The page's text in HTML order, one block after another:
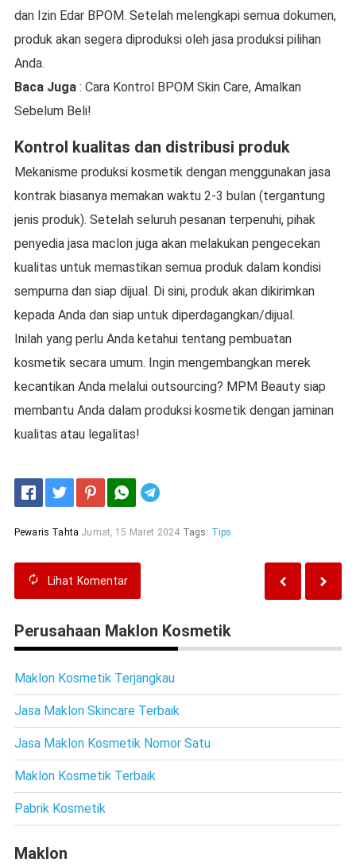
dan Izin Edar BPOM. Setelah melengkapi semua dokumen,
produk akan segera diproduksi oleh jasa produksi pilihan
Anda.
Baca Juga: Cara Kontrol BPOM Skin Care, Amalkan
Sebelum Beli!
Kontrol kualitas dan distribusi produk
Mekanisme produksi kosmetik dengan menggunakan jasa
kontrak biasanya memakan waktu 2-3 bulan (tergantung
jenis produk). Setelah seluruh pesanan terpenuhi, pihak
penyedia jasa maclon juga akan melakukan pengecekan
kualitas untuk memastikan semua produk dalam kondisi
sempurna dan siap dijual. Di sini, produk akan dikirimkan
kepada Anda dan siap untuk diperdagangkan/dijual.
Inilah yang perlu Anda ketahui tentang pembuatan
kosmetik secara umum. Ingin mengembangkan merek
kecantikan Anda melalui outsourcing? MPM Beauty siap
membantu Anda dalam produksi kosmetik dengan jaminan
kualitas atau legalitas!
Pewaris Tahta Jumat, 15 Maret 2024 Tags: Tips
Lihat Komentar
Perusahaan Maklon Kosmetik
Maklon Kosmetik Terjangkau
Jasa Maklon Skincare Terbaik
Jasa Maklon Kosmetik Nomor Satu
Maklon Kosmetik Terbaik
Pabrik Kosmetik
Maklon